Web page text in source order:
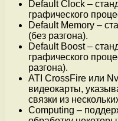
Default Clock –
графического
Default Memory –
(без разгона).
Default Boost –
графического
разгона).
ATI CrossFire или
видеокарты,
связки из
Computing –